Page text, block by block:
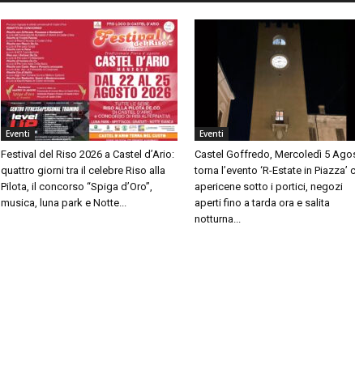
Eventi
Festival del Riso 2026 a Castel d’Ario:
quattro giorni tra il celebre Riso alla
Pilota, il concorso “Spiga d’Oro”,
musica, luna park e Notte...
Eventi
Castel Goffredo, Mercoledì 5
torna l’evento ‘R-Estate in Piazza’
apericene sotto i portici, negozi
aperti fino a tarda ora e salita
notturna...